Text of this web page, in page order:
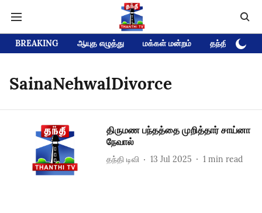
BREAKING ஆயுத எழுத்து மக்கள் மன்றம் தந்தி டிவி
SainaNehwalDivorce
திருமண பந்தத்தை முறித்தார் சாய்னா
நேவால்
தந்தி டிவி 13 Jul 2025 1 min read